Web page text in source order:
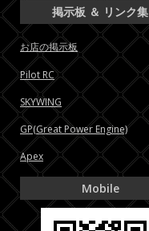
掲示板 ＆ リンク集
お店の掲示板
Pilot RC
SKYWING
GP(Great Power Engine)
Apex
Mobile